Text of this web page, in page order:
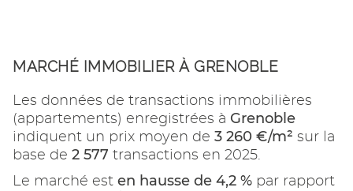
MARCHÉ IMMOBILIER À GRENOBLE
Les données de transactions immobilières
(appartements) enregistrées à Grenoble
indiquent un prix moyen de 3 260 €/m² sur la
base de 2 577 transactions en 2025.
Le marché est en hausse de 4,2 % par rapport